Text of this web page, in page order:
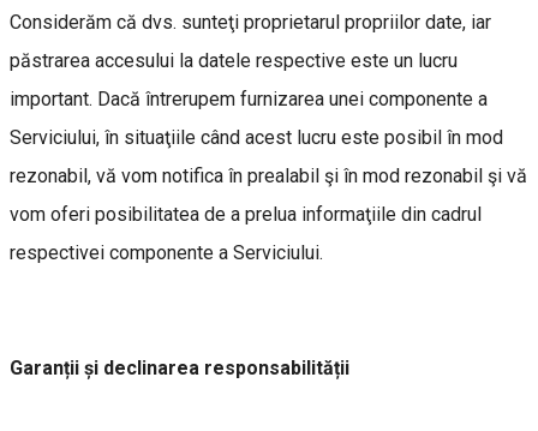
Considerăm că dvs. sunteţi proprietarul propriilor date, iar
păstrarea accesului la datele respective este un lucru
important. Dacă întrerupem furnizarea unei componente a
Serviciului, în situaţiile când acest lucru este posibil în mod
rezonabil, vă vom notifica în prealabil şi în mod rezonabil şi vă
vom oferi posibilitatea de a prelua informaţiile din cadrul
respectivei componente a Serviciului.
Garanții și declinarea responsabilității